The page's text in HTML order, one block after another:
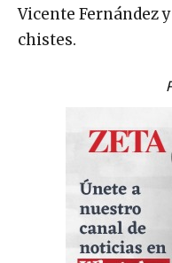
Vicente Fernández
chistes.